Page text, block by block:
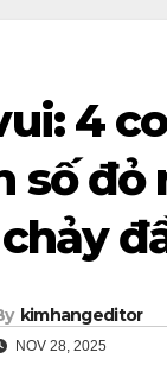
4
số đỏ
kimhangeditor
NOV 28, 2025